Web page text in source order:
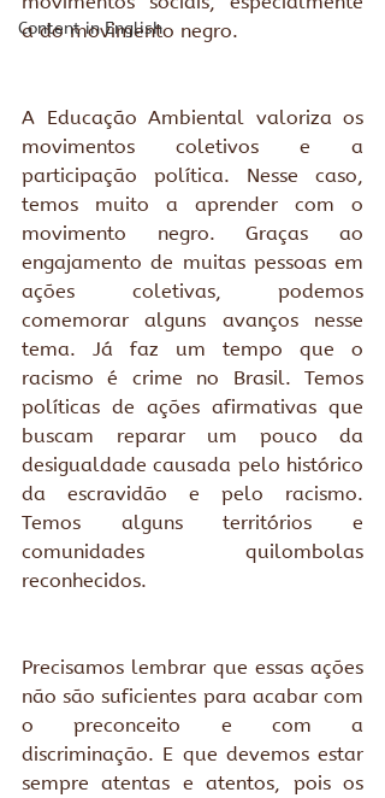
Content in English
a do movimento negro.
A Educação Ambiental valoriza os
movimentos coletivos e a
participação política. Nesse caso,
temos muito a aprender com o
movimento negro. Graças ao
engajamento de muitas pessoas em
ações coletivas, podemos
comemorar alguns avanços nesse
tema. Já faz um tempo que o
racismo é crime no Brasil. Temos
políticas de ações afirmativas que
buscam reparar um pouco da
desigualdade causada pelo histórico
da escravidão e pelo racismo.
Temos alguns territórios e
comunidades quilombolas
reconhecidos.
Precisamos lembrar que essas ações
não são suficientes para acabar com
o preconceito e com a
discriminação. E que devemos estar
sempre atentas e atentos, pois os